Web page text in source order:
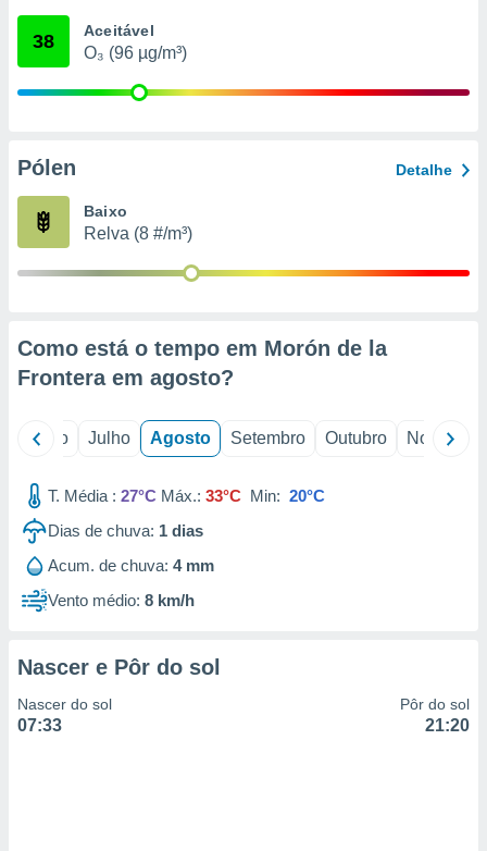
através
estudos
1199
38 Aceitável
O₃ (96 µg/m³)
Pólen Detalhe
Baixo
Relva (8 #/m³)
Como está o tempo em Morón de la
Frontera em agosto?
Junho Julho Agosto Setembro Outubro Novembro
T. Média : 27°C Máx.: 33°C Min: 20°C
Dias de chuva: 1 dias
Acum. de chuva: 4 mm
Vento médio: 8 km/h
Nascer e Pôr do sol
Nascer do sol
07:33
Pôr do sol
21:20